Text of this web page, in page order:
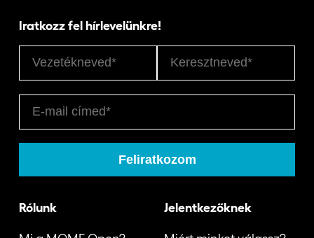
Iratkozz fel hírlevelünkre!
Rólunk Jelentkezőknek